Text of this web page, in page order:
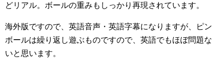
どリアル。ボールの重みもしっかり再現されています。
海外版ですので、英語音声・英語字幕になりますが、ピン
ボールは繰り返し遊ぶものですので、英語でもほぼ問題な
いと思います。